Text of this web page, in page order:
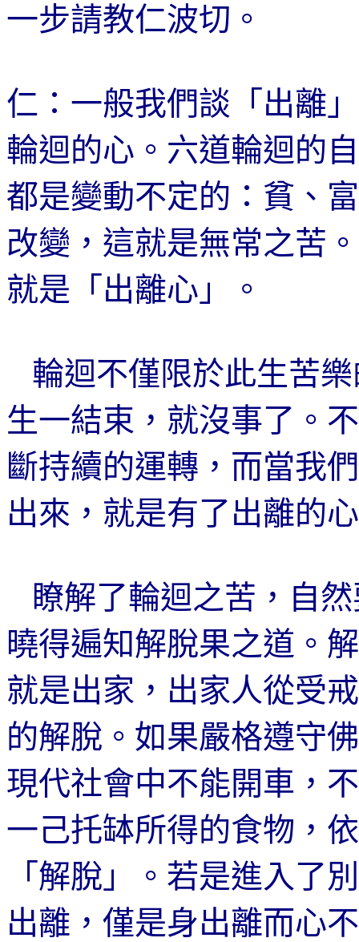
一步請教仁波切。
仁：一般我們談「出離
輪迴的心。六道輪迴的
都是變動不定的：貧、
改變，這就是無常之苦
就是「出離心」。
輪迴不僅限於此生苦
生一結束，就沒事了。
斷持續的運轉，而當我
出來，就是有了出離的
瞭解了輪迴之苦，自
曉得遍知解脫果之道。
就是出家，出家人從受
的解脫。如果嚴格遵守
現代社會中不能開車，
一己托缽所得的食物，
「解脫」。若是進入了
出離，僅是身出離而心